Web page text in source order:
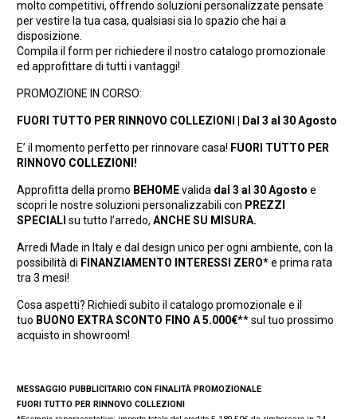
molto competitivi, offrendo soluzioni personalizzate pensate
per vestire la tua casa, qualsiasi sia lo spazio che hai a
disposizione.
Compila il form per richiedere il nostro catalogo promozionale
ed approfittare di tutti i vantaggi!
PROMOZIONE IN CORSO:
FUORI TUTTO PER RINNOVO COLLEZIONI | Dal 3 al 30 Agosto
E’ il momento perfetto per rinnovare casa! FUORI TUTTO PER
RINNOVO COLLEZIONI!
Approfitta della promo BEHOMEvalida dal 3 al 30 Agosto e
scopri le nostre soluzioni personalizzabili con PREZZI
SPECIALI su tutto l’arredo, ANCHE SU MISURA.
Arredi Made in Italy e dal design unico per ogni ambiente, con la
possibilità di FINANZIAMENTO INTERESSI ZERO* e prima rata
tra 3 mesi!
Cosa aspetti? Richiedi subito il catalogo promozionale e il
tuo BUONO EXTRA SCONTO FINO A 5.000€** sul tuo prossimo
acquisto in showroom!
MESSAGGIO PUBBLICITARIO CON FINALITÀ PROMOZIONALE
FUORI TUTTO PER RINNOVO COLLEZIONI